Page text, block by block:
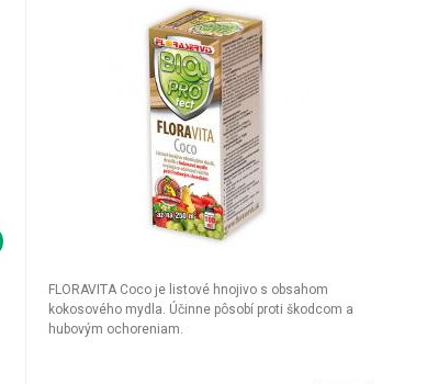
FLORAVITA Coco je listové hnojivo s obsahom
kokosového mydla. Účinne pôsobí proti škodcom a
hubovým ochoreniam.